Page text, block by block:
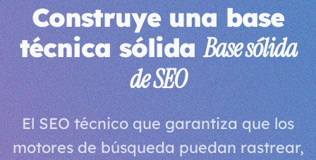
Construye una base
técnica sólidaBase sólida
de SEO
El SEO técnico que garantiza que los
motores de búsqueda puedan rastrear,